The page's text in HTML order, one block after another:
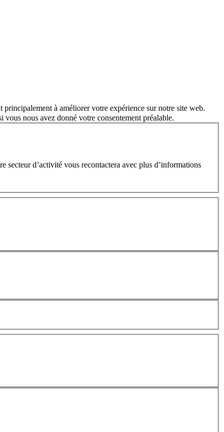
à améliorer votre expérience sur notre site web.
nous avez donné votre consentement préalable.
d’activité vous recontactera avec plus d’informations